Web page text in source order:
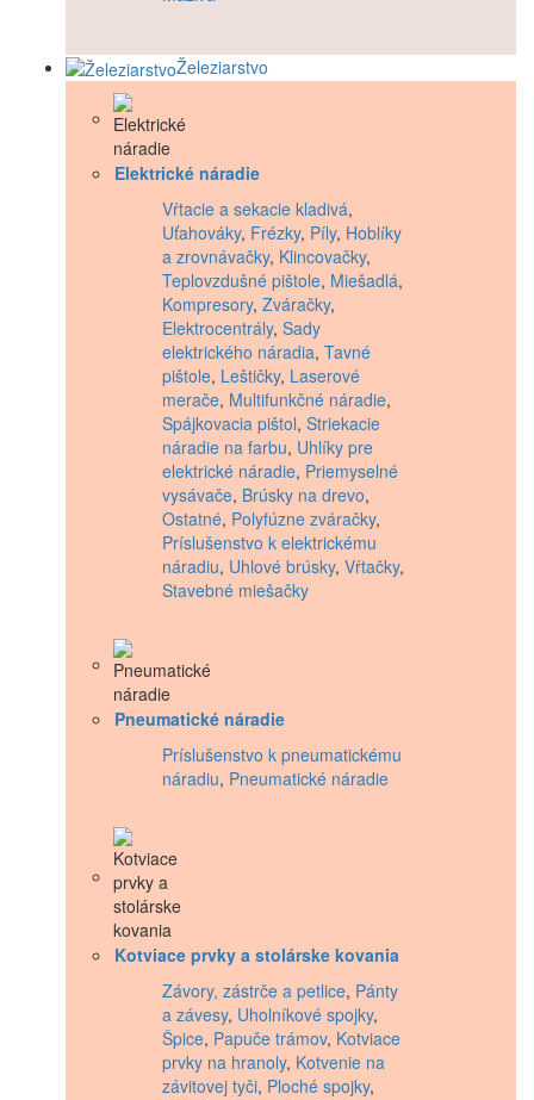
Železiarstvo
Elektrické náradie
Vŕtacie a sekacie kladivá,
Uťahováky, Frézky, Píly, Hoblíky
a zrovnávačky, Klincovačky,
Teplovzdušné pištole, Miešadlá,
Kompresory, Zváračky,
Elektrocentrály, Sady
elektrického náradia, Tavné
pištole, Leštičky, Laserové
merače, Multifunkčné náradie,
Spájkovacia pištol, Striekacie
náradie na farbu, Uhlíky pre
elektrické náradie, Priemyselné
vysávače, Brúsky na drevo,
Ostatné, Polyfúzne zváračky,
Príslušenstvo k elektrickému
náradiu, Uhlové brúsky, Vŕtačky,
Stavebné miešačky
Pneumatické náradie
Príslušenstvo k pneumatickému
náradiu, Pneumatické náradie
Kotviace prvky a stolárske kovania
Závory, zástrče a petlice, Pánty
a závesy, Uholníkové spojky,
Špice, Papuče trámov, Kotviace
prvky na hranoly, Kotvenie na
závitovej tyči, Ploché spojky,